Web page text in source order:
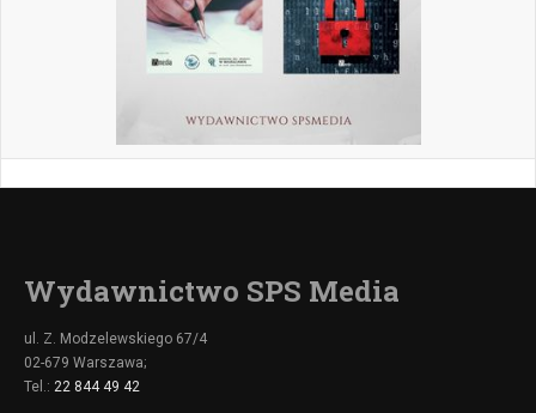
Wydawnictwo SPS Media
ul. Z. Modzelewskiego 67/4
02-679 Warszawa;
Tel.: 22 844 49 42